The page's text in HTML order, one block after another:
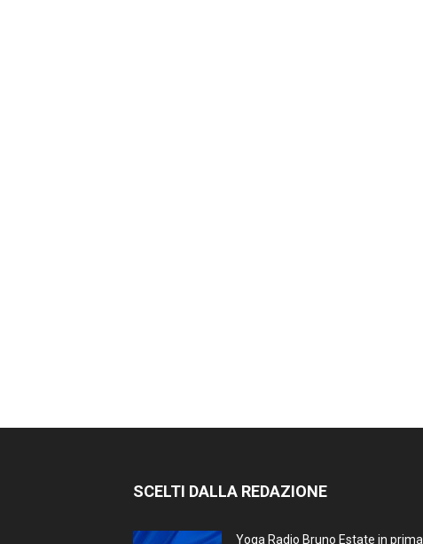
SCELTI DALLA REDAZIONE
Yoga Radio Bruno Estate in prima